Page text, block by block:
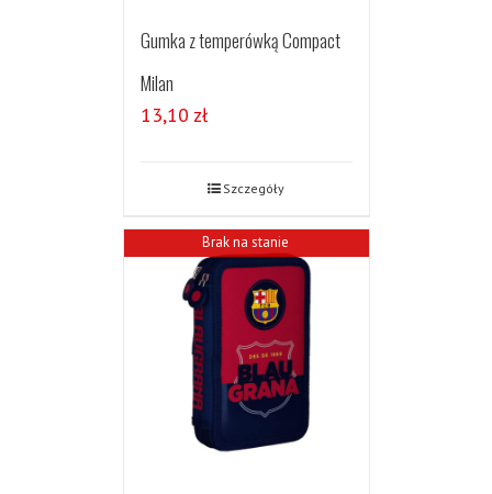
Gumka z temperówką Compact
Milan
13,10 zł
Szczegóły
Brak na stanie